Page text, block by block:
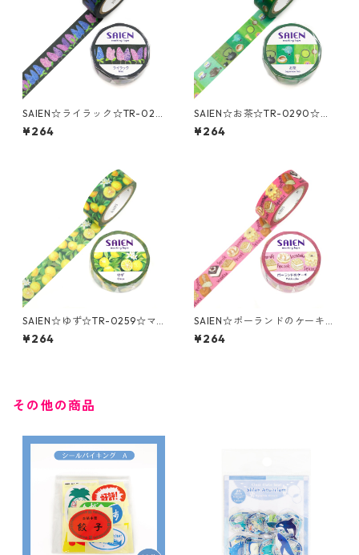
SAIEN☆ライラック☆TR-029
3☆マスキングテープ
¥264
SAIEN☆お茶☆TR-0290☆マ
スキングテープ
¥264
SAIEN☆ゆず☆TR-0259☆マ
スキングテープ
¥264
SAIEN☆ポーランドのケーキ☆
TR-0260☆マスキングテープ
¥264
その他の商品